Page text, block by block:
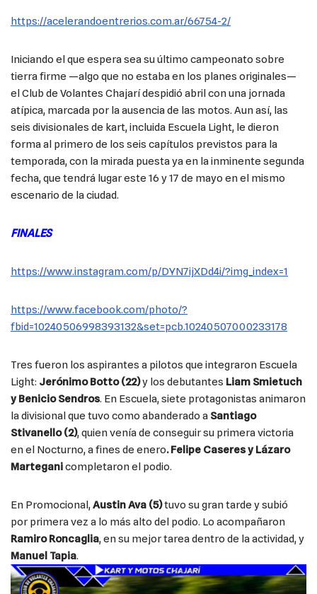
https://acelerandoentrerios.com.ar/66754-2/
Iniciando el que espera sea su último campeonato sobre
tierra firme —algo que no estaba en los planes originales—
el Club de Volantes Chajarí despidió abril con una jornada
atípica, marcada por la ausencia de las motos. Aun así, las
seis divisionales de kart, incluida Escuela Light, le dieron
forma al primero de los seis capítulos previstos para la
temporada, con la mirada puesta ya en la inminente segunda
fecha, que tendrá lugar este 16 y 17 de mayo en el mismo
escenario de la ciudad.
FINALES
https://www.instagram.com/p/DYN7ijXDd4i/?img_index=1
https://www.facebook.com/photo/?
fbid=10240506998393132&set=pcb.10240507000233178
Tres fueron los aspirantes a pilotos que integraron Escuela
Light: Jerónimo Botto (22)y los debutantes Liam Smietuch
y Benicio Sendros. En Escuela, siete protagonistas animaron
la divisional que tuvo como abanderado a Santiago
Stivanello (2), quien venía de conseguir su primera victoria
en el Nocturno, a fines de enero. Felipe Caseres y Lázaro
Marteganicompletaron el podio.
En Promocional,Austin Ava (5)tuvo su gran tarde y subió
por primera vez a lo más alto del podio. Lo acompañaron
Ramiro Roncaglia, en su mejor tarea dentro de la actividad, y
Manuel Tapia.